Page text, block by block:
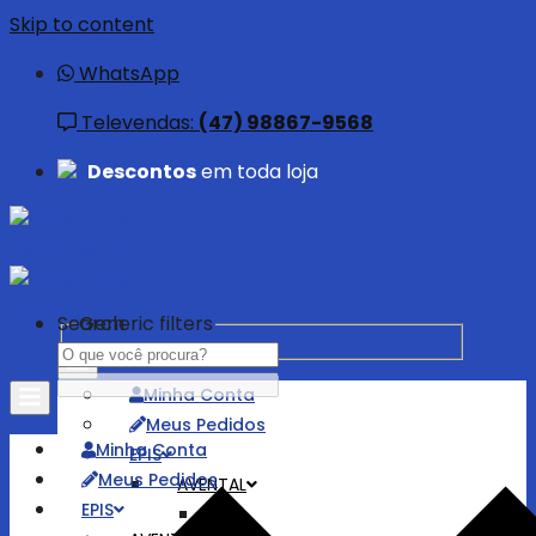
Skip to content
WhatsApp
Televendas: (47) 98867-9568
Descontosem toda loja
Minha Conta
Meus Pedidos
EPIS
AVENTAL
Search
Generic filters
Minha Conta
Meus Pedidos
EPIS